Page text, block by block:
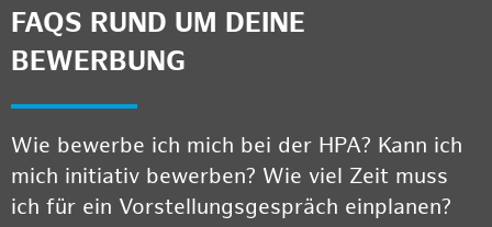
FAQS RUND UM DEINE
BEWERBUNG
Wie bewerbe ich mich bei der HPA? Kann ich
mich initiativ bewerben? Wie viel Zeit muss
ich für ein Vorstellungsgespräch einplanen?